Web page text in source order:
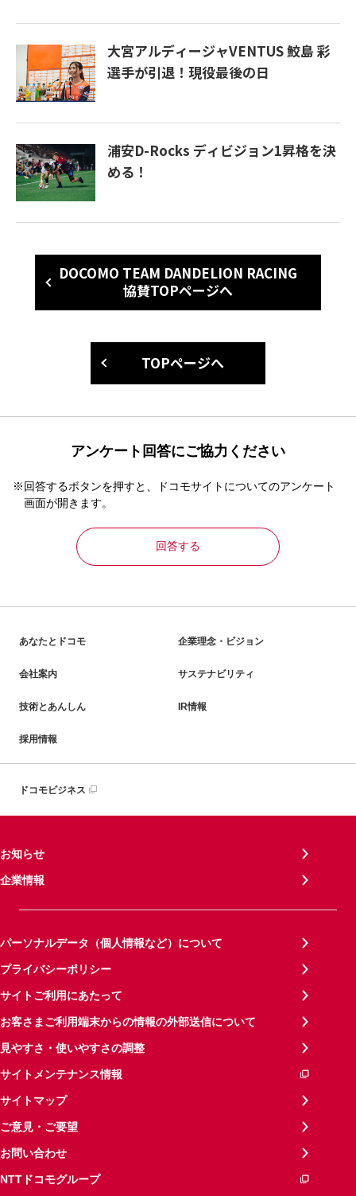
大宮アルディージャVENTUS 鮫島 彩
選手が引退！現役最後の日
浦安D-Rocks ディビジョン1昇格を決
める！
DOCOMO TEAM DANDELION RACING
協賛TOPページへ
TOPページへ
アンケート回答にご協力ください
※回答するボタンを押すと、ドコモサイトについてのアンケート
画面が開きます。
回答する
あなたとドコモ 企業理念・ビジョン
会社案内 サステナビリティ
技術とあんしん IR情報
採用情報
ドコモビジネス
お知らせ
企業情報
パーソナルデータ（個人情報など）について
プライバシーポリシー
サイトご利用にあたって
お客さまご利用端末からの情報の外部送信について
見やすさ・使いやすさの調整
サイトメンテナンス情報
サイトマップ
ご意見・ご要望
お問い合わせ
NTTドコモグループ